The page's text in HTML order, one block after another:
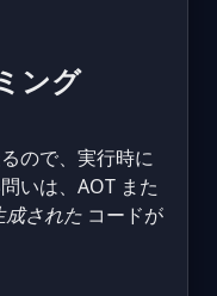
ング
ので、実行時に
いは、AOT また
成された コードが